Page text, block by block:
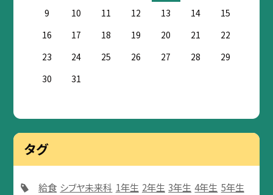
9
10 11 12 13 14
15
16
17 18 19 20 21
22
23
24 25 26 27 28
29
30
31
タグ
給食 シブヤ未来科 1年生 2年生 3年生 4年生 5年生